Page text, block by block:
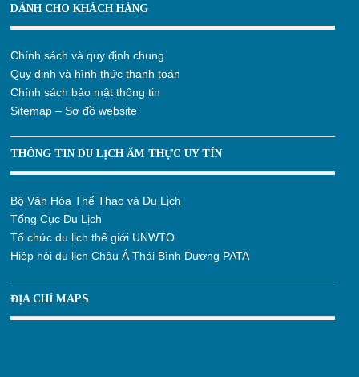
DÀNH CHO KHÁCH HÀNG
Chính sách và quy định chung
Quy định và hình thức thanh toán
Chính sách bảo mật thông tin
Sitemap – Sơ đồ website
THÔNG TIN DU LỊCH ẨM THỰC UY TÍN
Bộ Văn Hóa Thể Thao và Du Lịch
Tổng Cục Du Lịch
Tổ chức du lịch thế giới UNWTO
Hiệp hội du lịch Châu Á Thái Bình Dương PATA
ĐỊA CHỈ MAPS